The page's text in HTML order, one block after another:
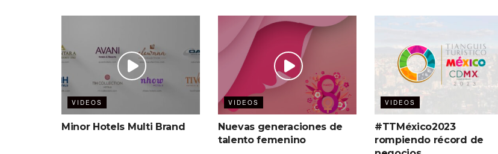
VIDEOS
Minor Hotels Multi Brand
VIDEOS
Nuevas generaciones de
talento femenino
VIDEOS
#TTMéxico2023
rompiendo récord de